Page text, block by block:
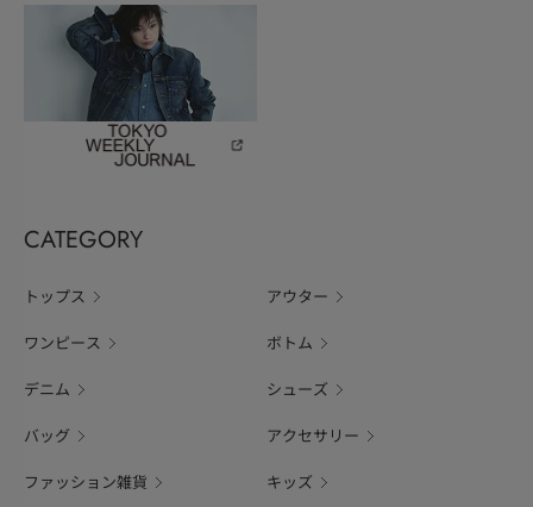
CATEGORY
トップス アウター
ワンピース ボトム
デニム シューズ
バッグ アクセサリー
ファッション雑貨 キッズ